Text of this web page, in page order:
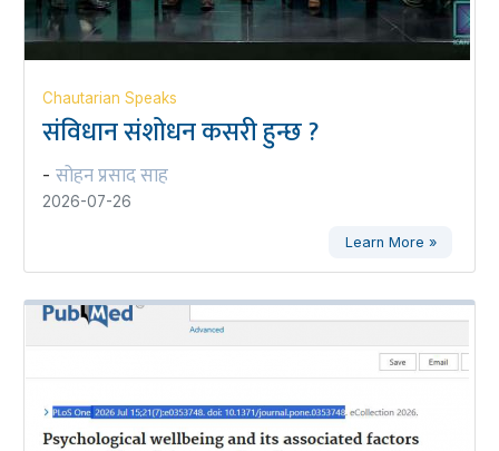
Chautarian Speaks
संविधान संशोधन कसरी हुन्छ ?
- सोहन प्रसाद साह
2026-07-26
Learn More »